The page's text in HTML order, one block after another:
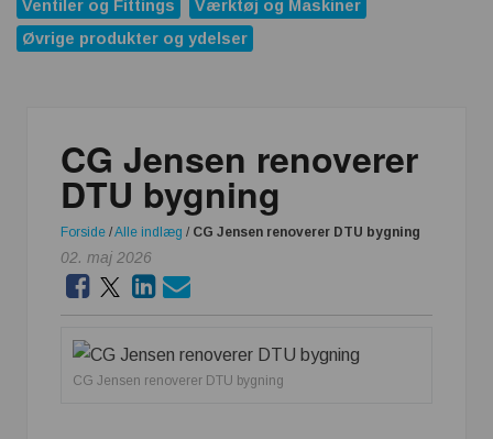
Ventiler og Fittings
Værktøj og Maskiner
Øvrige produkter og ydelser
CG Jensen renoverer
DTU bygning
Forside /Alle indlæg / CG Jensen renoverer DTU bygning
02. maj 2026
CG Jensen renoverer DTU bygning